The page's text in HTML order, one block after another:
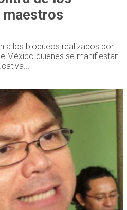
maestros
a los bloqueos realizados por
México quienes se manifiestan